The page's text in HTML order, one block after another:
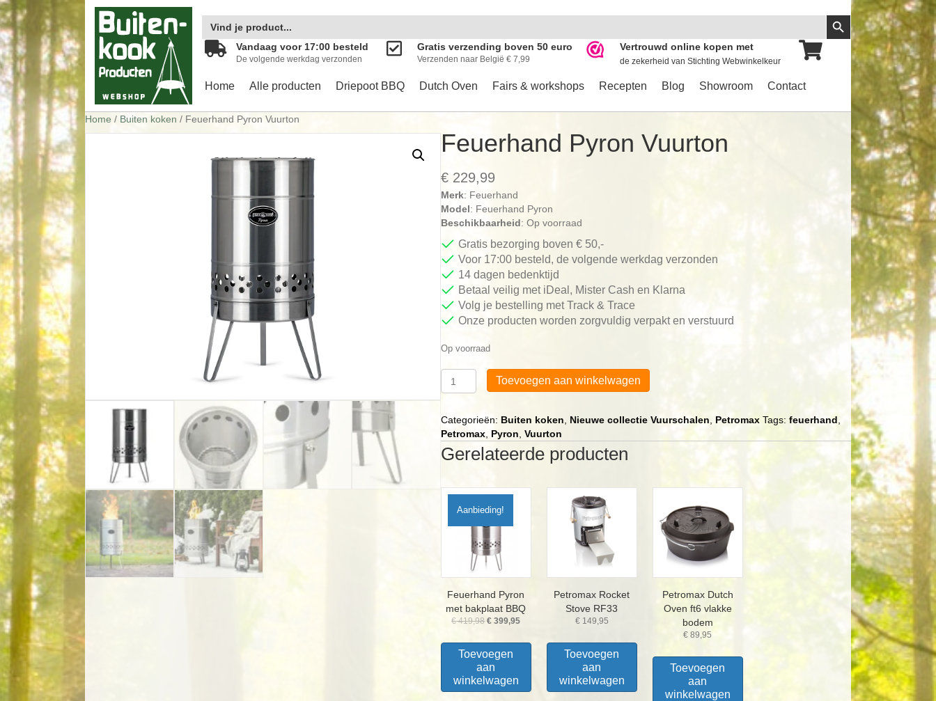
Zoek
naar:
Zoekknop
Vandaag voor 17:00 besteld
De volgende werkdag verzonden
Gratis verzending boven 50 euro
Verzenden naar België € 7,99
Vertrouwd online kopen met
de zekerheid van Stichting Webwinkelkeur
Home Alle producten Driepoot BBQ Dutch Oven Fairs & workshops Recepten Blog Showroom Contact
Home / Buiten koken / Feuerhand Pyron Vuurton
Feuerhand Pyron Vuurton
€ 229,99
Merk: Feuerhand
Model: Feuerhand Pyron
Beschikbaarheid: Op voorraad
Gratis bezorging boven € 50,-
Voor 17:00 besteld, de volgende werkdag verzonden
14 dagen bedenktijd
Betaal veilig met iDeal, Mister Cash en Klarna
Volg je bestelling met Track & Trace
Onze producten worden zorgvuldig verpakt en verstuurd
Op voorraad
Pyron
aantal
Toevoegen aan winkelwagen
Categorieën: Buiten koken Nieuwe collectie Vuurschalen Petromax Tags:feuerhand
Petromax Pyron ,Vuurton
Gerelateerde producten
Aanbieding!
Feuerhand Pyron
met bakplaat BBQ
€419,98Oorspronkelijke
was:
€ 419,98.
€ 399,95Huidige
is:
Toevoegen
aan
winkelwagen
Petromax Rocket
Stove RF33
€149,95
Toevoegen
aan
winkelwagen
Petromax Dutch
Oven ft6 vlakke
bodem
€ 89,95
Toevoegen
aan
winkelwagen